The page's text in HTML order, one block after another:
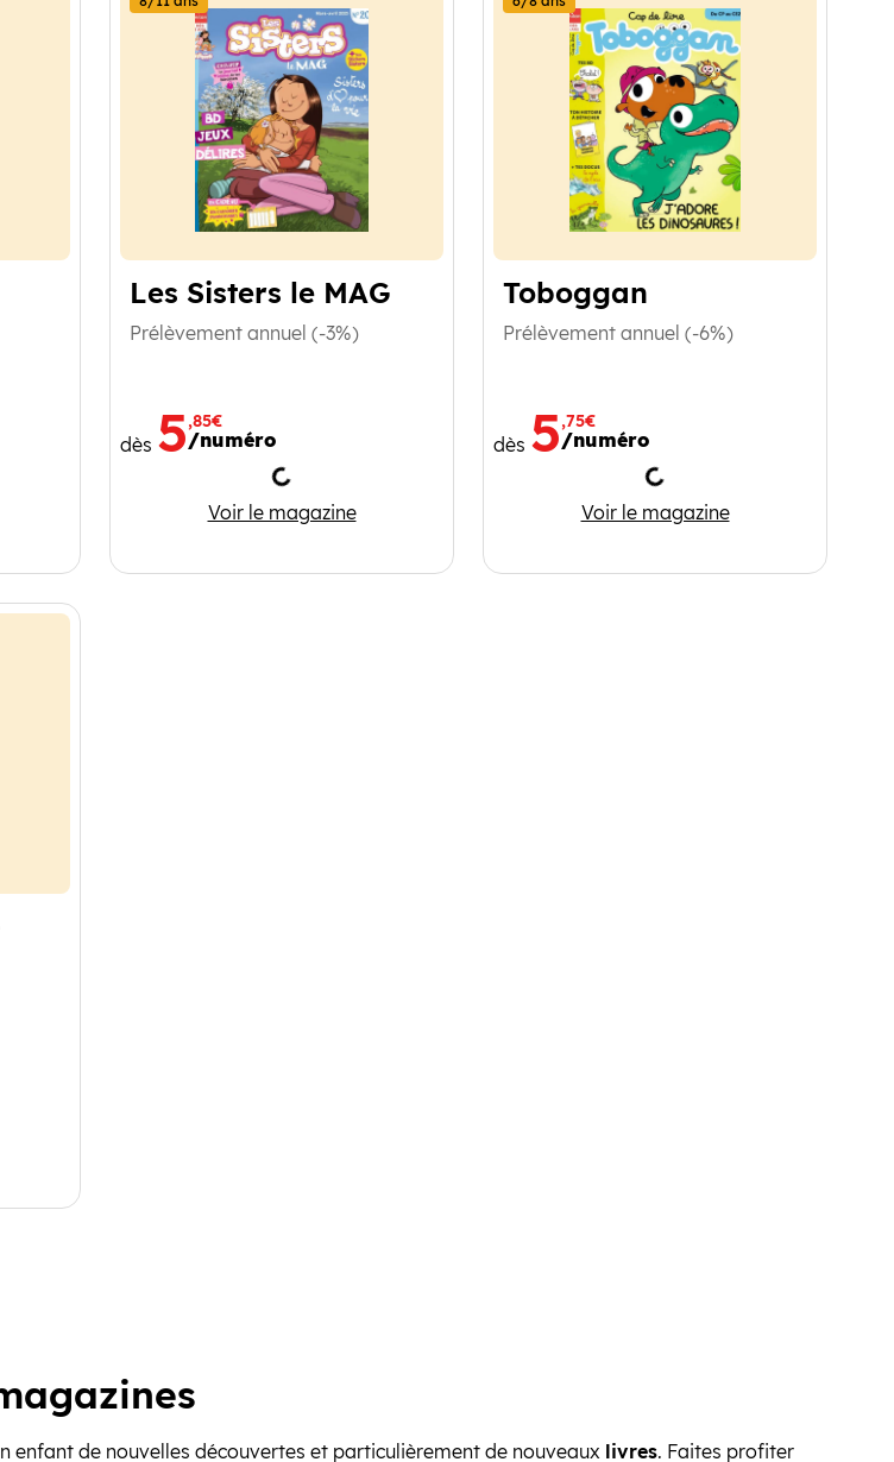
Les Sisters le MAG
Prélèvement annuel (-3%)
dès 5,85€
/numéro
Chargement
Voir le magazineLes Sisters le MAG
Toboggan
Prélèvement annuel (-6%)
dès 5,75€
/numéro
Chargement
Voir le magazine
Toboggan
lire
enfant de nouvelles découvertes et particulièrement de nouveaux livres. Faites profiter